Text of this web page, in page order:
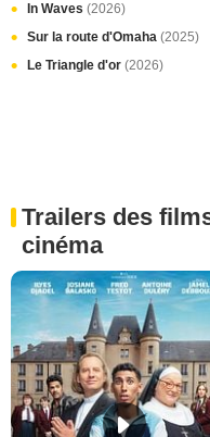
In Waves (2026)
Sur la route d'Omaha (2025)
Le Triangle d'or (2026)
Trailers des
cinéma